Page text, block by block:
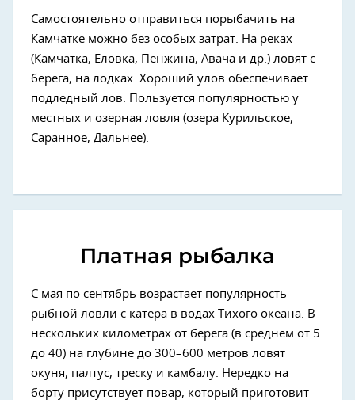
Самостоятельно отправиться порыбачить на
Камчатке можно без особых затрат. На реках
(Камчатка, Еловка, Пенжина, Авача и др.) ловят с
берега, на лодках. Хороший улов обеспечивает
подледный лов. Пользуется популярностью у
местных и озерная ловля (озера Курильское,
Саранное, Дальнее).
Платная рыбалка
С мая по сентябрь возрастает популярность
рыбной ловли с катера в водах Тихого океана. В
нескольких километрах от берега (в среднем от 5
до 40) на глубине до 300–600 метров ловят
окуня, палтус, треску и камбалу. Нередко на
борту присутствует повар, который приготовит